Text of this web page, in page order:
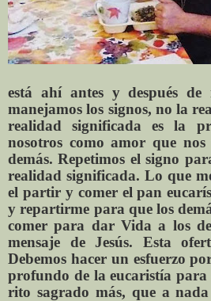
está ahí antes y después de
manejamos los signos, no la
realidad significada es la
nosotros como amor que
demás. Repetimos el signo
realidad significada. Lo que
el partir y comer el pan
y repartirme para que los
comer para dar Vida a los
mensaje de Jesús. Esta
Debemos hacer un esfuerzo
profundo de la eucaristía
rito sagrado más, que a